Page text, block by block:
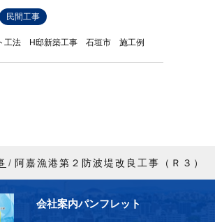
民間工事
工法 H邸新築工事 石垣市 施工例
阿嘉漁港第２防波堤改良工事（Ｒ３）
会社案内パンフレット